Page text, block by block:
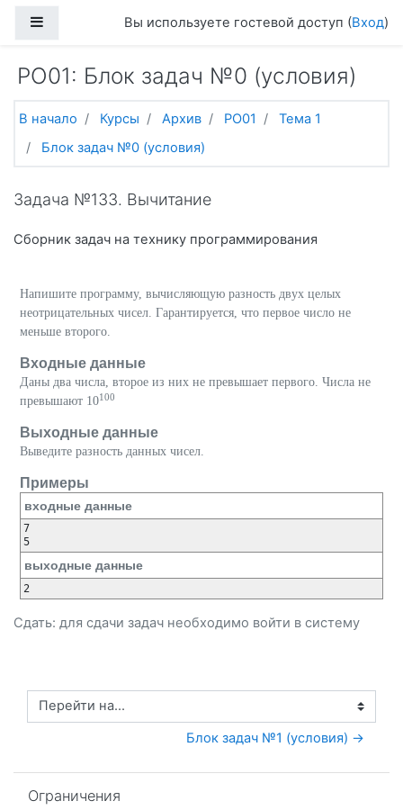
Боковая панельВы используете гостевой доступ (Вход)
PO01: Блок задач №0 (условия)
В начало Курсы Архив PO01
Тема 1
Блок задач №0 (условия)
Задача №133. Вычитание
Сборник задач на технику программирования
Напишите программу, вычисляющую разность двух целых
неотрицательных чисел. Гарантируется, что первое число не
меньше второго.
Входные данные
Даны два числа, второе из них не превышает первого. Числа не
превышают 10100
Выходные данные
Выведите разность данных чисел.
Примеры
входные данные
7
5
выходные данные
2
Сдать: для сдачи задач необходимо войти в систему
Перейти на...
Блок задач №1 (условия) →
Ограничения